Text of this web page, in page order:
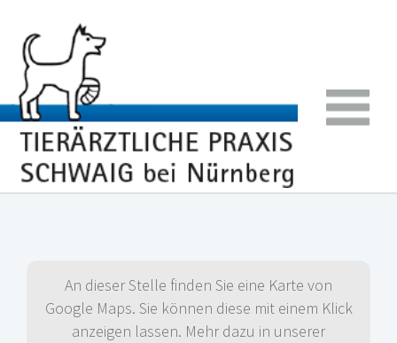
An dieser Stelle finden Sie eine Karte von
Google Maps. Sie können diese mit einem Klick
anzeigen lassen. Mehr dazu in unserer